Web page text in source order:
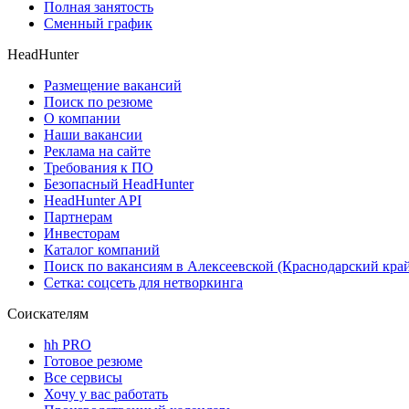
Полная занятость
Сменный график
HeadHunter
Размещение вакансий
Поиск по резюме
О компании
Наши вакансии
Реклама на сайте
Требования к ПО
Безопасный HeadHunter
HeadHunter API
Партнерам
Инвесторам
Каталог компаний
Поиск по вакансиям в Алексеевской (Краснодарский
Сетка: соцсеть для нетворкинга
Соискателям
hh PRO
Готовое резюме
Все сервисы
Хочу у вас работать